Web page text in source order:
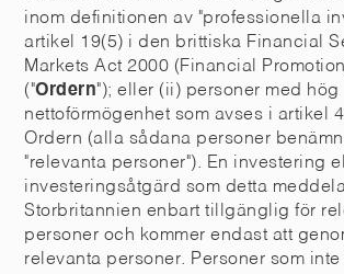
inom definitionen av "professionella
artikel 19(5) i den brittiska Financial
Markets Act 2000 (Financial
("Ordern"); eller (ii) personer med hög
nettoförmögenhet som avses i artikel
Ordern (alla sådana personer
"relevanta personer"). En investering
investeringsåtgärd som detta
Storbritannien enbart tillgänglig för
personer och kommer endast att
relevanta personer. Personer som